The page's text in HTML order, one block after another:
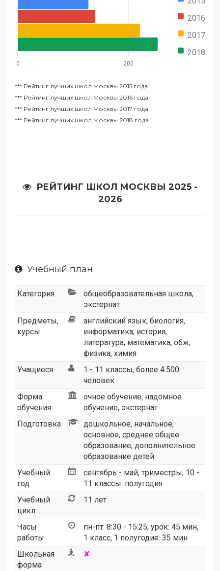
2016
2017
2018
0 200
*** Рейтинг лучших школ Москвы 2015 года
*** Рейтинг лучших школ Москвы 2016 года
*** Рейтинг лучших школ Москвы 2017 года
*** Рейтинг лучших школ Москвы 2018 года
РЕЙТИНГ ШКОЛ МОСКВЫ 2025 -
2026
Учебный план
Категория общеобразовательная школа,
экстернат
Предметы,
курсы
английский язык, биология,
информатика, история,
литература, математика, обж,
физика, химия
Учащиеся
1 - 11 классы, более 4.500
человек
Форма
обучения
очное обучение, надомное
обучение, экстернат
Подготовка
дошкольное, начальное,
основное, среднее общее
образование, дополнительное
образование детей
Учебный
год
сентябрь - май, триместры, 10 -
11 классы: полугодия
Учебный
цикл
11 лет
Часы
работы
пн-пт: 8:30 - 15:25; урок: 45 мин,
1 класс, 1 полугодие: 35 мин
Школьная
форма
✘